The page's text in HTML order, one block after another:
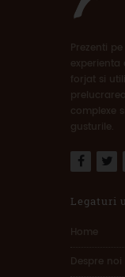
Prezenti
forjat si
complexe
gusturile.
Legaturi
Home
Despre noi